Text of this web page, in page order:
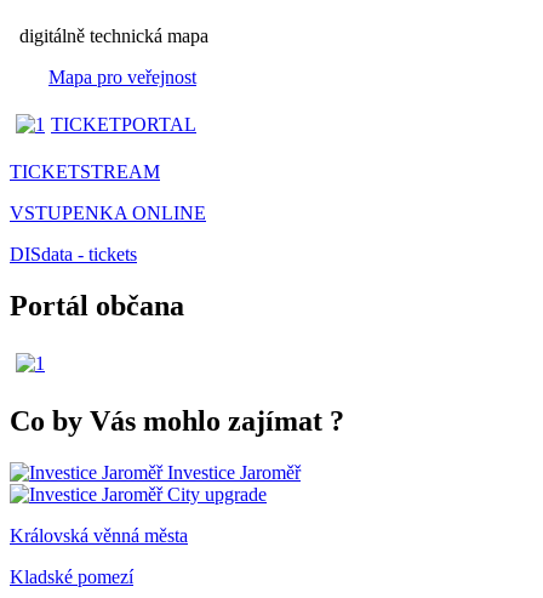
digitálně technická mapa
Mapa pro veřejnost
TICKETPORTAL
TICKETSTREAM
VSTUPENKA ONLINE
DISdata - tickets
Portál občana
Co by Vás mohlo zajímat ?
Investice Jaroměř
City upgrade
Královská věnná města
Kladské pomezí